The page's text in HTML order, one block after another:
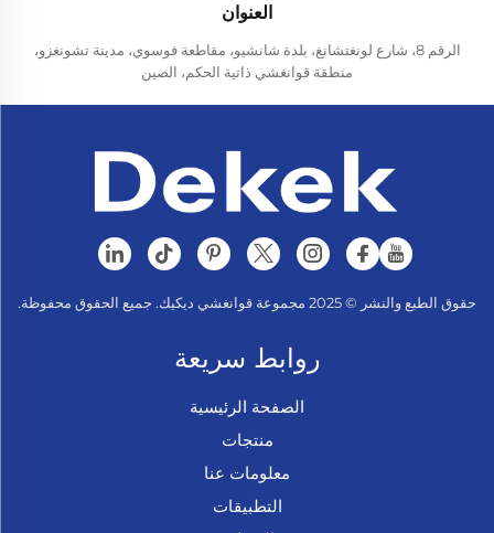
العنوان
الرقم 8، شارع لونغتشانغ، بلدة شانشيو، مقاطعة فوسوي، مدينة تشونغزو،
منطقة قوانغشي ذاتية الحكم، الصين
حقوق الطبع والنشر © 2025 مجموعة قوانغشي ديكيك. جميع الحقوق محفوظة.
روابط سريعة
الصفحة الرئيسية
منتجات
معلومات عنا
التطبيقات